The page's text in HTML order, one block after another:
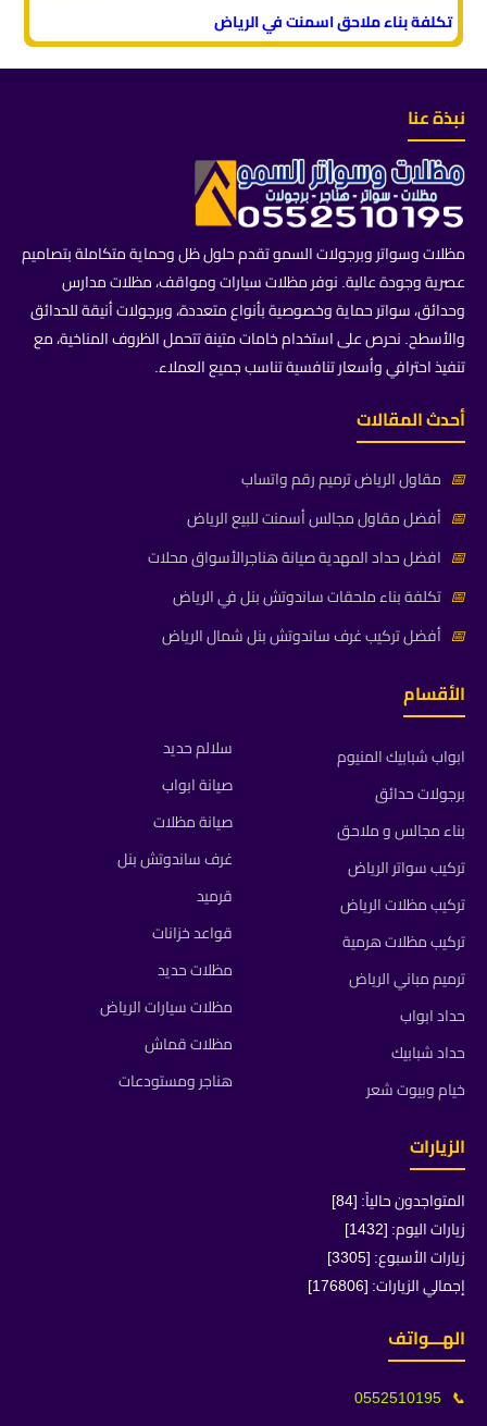
تكلفة بناء ملاحق اسمنت في الرياض
نبذة عنا
مظلات وسواتر وبرجولات السمو تقدم حلول ظل وحماية متكاملة بتصاميم
عصرية وجودة عالية. نوفر مظلات سيارات ومواقف، مظلات مدارس
وحدائق، سواتر حماية وخصوصية بأنواع متعددة، وبرجولات أنيقة للحدائق
والأسطح. نحرص على استخدام خامات متينة تتحمل الظروف المناخية، مع
تنفيذ احترافي وأسعار تنافسية تناسب جميع العملاء.
أحدث المقالات
📅 مقاول الرياض ترميم رقم واتساب
📅 أفضل مقاول مجالس أسمنت للبيع الرياض
📅 افضل حداد المهدية صيانة هناجرالأسواق محلات
📅 تكلفة بناء ملحقات ساندوتش بنل في الرياض
📅 أفضل تركيب غرف ساندوتش بنل شمال الرياض
الأقسام
ابواب شبابيك المنيوم
برجولات حدائق
بناء مجالس و ملاحق
تركيب سواتر الرياض
تركيب مظلات الرياض
تركيب مظلات هرمية
ترميم مباني الرياض
حداد ابواب
حداد شبابيك
خيام وبيوت شعر
سلالم حديد
صيانة ابواب
صيانة مظلات
غرف ساندوتش بنل
قرميد
قواعد خزانات
مظلات حديد
مظلات سيارات الرياض
مظلات قماش
هناجر ومستودعات
الزيارات
المتواجدون حالياً: [84]
زيارات اليوم: [1432]
زيارات الأسبوع: [3305]
إجمالي الزيارات: [176806]
الهـــواتف
📞
0552510195